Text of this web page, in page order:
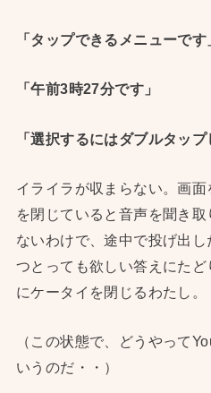
「タップできるメニューです
「午前3時27分です」
「選択するにはダブルタップ
イライラが収まらない。画
を閉じていると音声を聞き
ないわけで、途中で投げ出
つとっても欲しい答えにた
にケータイを閉じるわたし。
（この状態で、どうやって
いうのだ・・）